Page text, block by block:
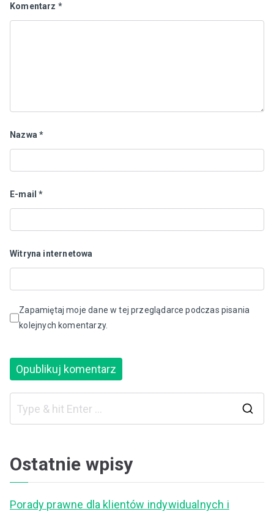
Komentarz *
Nazwa*
E-mail*
Witryna internetowa
Zapamiętaj moje dane w tej przeglądarce podczas pisania
kolejnych komentarzy.
Ostatnie wpisy
Porady prawne dla klientów indywidualnych i